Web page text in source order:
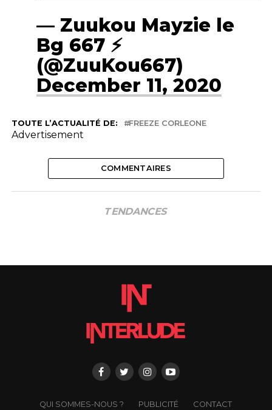
— Zuukou Mayzie le
Bg 667 ⚡️
(@ZuuKou667)
December 11, 2020
TOUTE L’ACTUALITÉ DE: FREEZE CORLEONE
Advertisement
COMMENTAIRES
TENDANCES
QUI SOMMES-NOUS ? PUBLICITÉ CONTACT